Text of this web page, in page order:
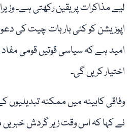
لیے مذاکرات پر یقین رکھتی ہے۔
اپوزیشن کو کئی بار بات چیت کی
امید ہے کہ سیاسی قوتیں قومی
اختیار کریں گی۔
وفاقی کابینہ میں ممکنہ تبدیلیوں
نے کہا کہ اس وقت زیر گردش خبریں